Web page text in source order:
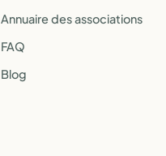
Annuaire des associations
FAQ
Blog